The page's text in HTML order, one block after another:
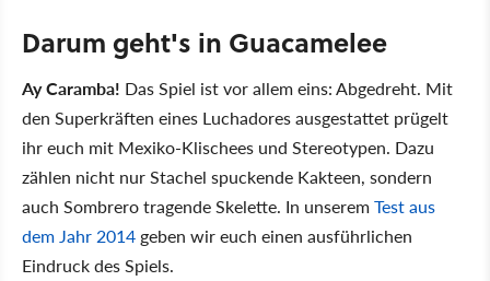
Darum geht's in Guacamelee
Ay Caramba! Das Spiel ist vor allem eins: Abgedreht. Mit
den Superkräften eines Luchadores ausgestattet prügelt
ihr euch mit Mexiko-Klischees und Stereotypen. Dazu
zählen nicht nur Stachel spuckende Kakteen, sondern
auch Sombrero tragende Skelette. In unseremTest aus
dem Jahr 2014 geben wir euch einen ausführlichen
Eindruck des Spiels.